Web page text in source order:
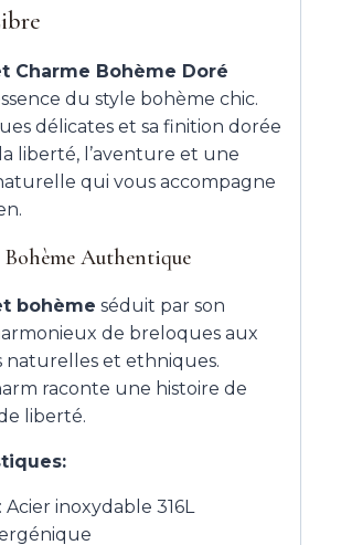
Charme Bohème Doré
du style bohème chic.
délicates et sa finition dorée
liberté, l’aventure et une
qui vous accompagne
Authentique
bohème séduit par son
de breloques aux
naturelles et ethniques.
raconte une histoire de
liberté.
Acier inoxydable 316L